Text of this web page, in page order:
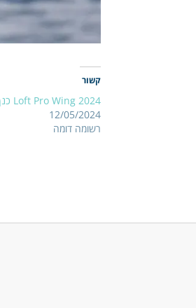
קשור
Loft Pro Wing 2024 כנף לווינג סרף SALE
12/05/2024
רשומה דומה